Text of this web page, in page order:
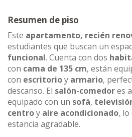
Resumen de piso
Este apartamento, recién
estudiantes que buscan un
funcional. Cuenta con dos
con cama de 135 cm, están
con escritorioy armario,
descanso. El salón-comedores
equipado con un sofá,
centroy aire acondicionado,
estancia agradable.